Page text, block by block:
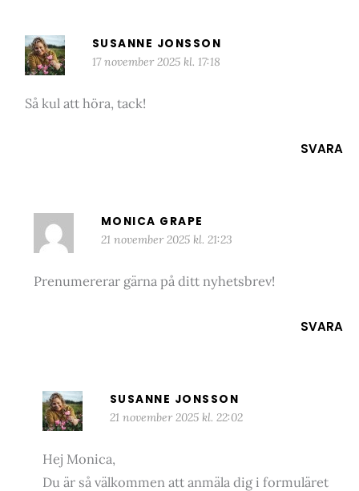
SUSANNE JONSSON
17 november 2025 kl. 17:18
Så kul att höra, tack!
SVARA
MONICA GRAPE
21 november 2025 kl. 21:23
Prenumererar gärna på ditt nyhetsbrev!
SVARA
SUSANNE JONSSON
21 november 2025 kl. 22:02
Hej Monica,
Du är så välkommen att anmäla dig i formuläret